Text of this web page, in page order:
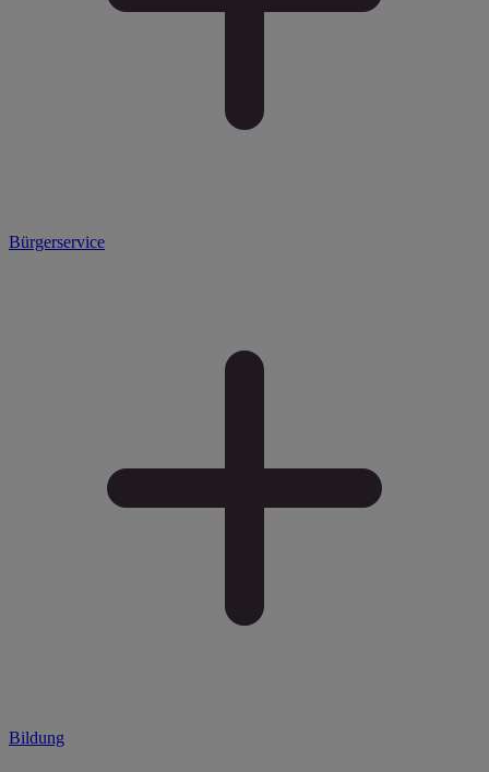
Bürgerservice
Bildung